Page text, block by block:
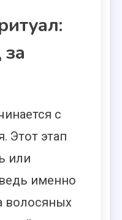
с
Этот этап
или
именно
волосяных